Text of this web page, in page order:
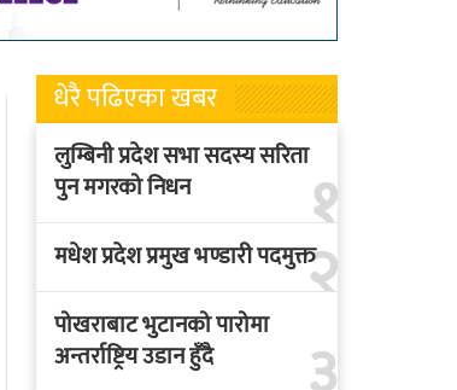
धेरै पढिएका खबर
१
लुम्बिनी प्रदेश सभा सदस्य सरिता
पुन मगरको निधन
२
मधेश प्रदेश प्रमुख भण्डारी पदमुक्त
पोखराबाट भुटानको पारोमा
अन्तर्राष्ट्रिय उडान हुँदै